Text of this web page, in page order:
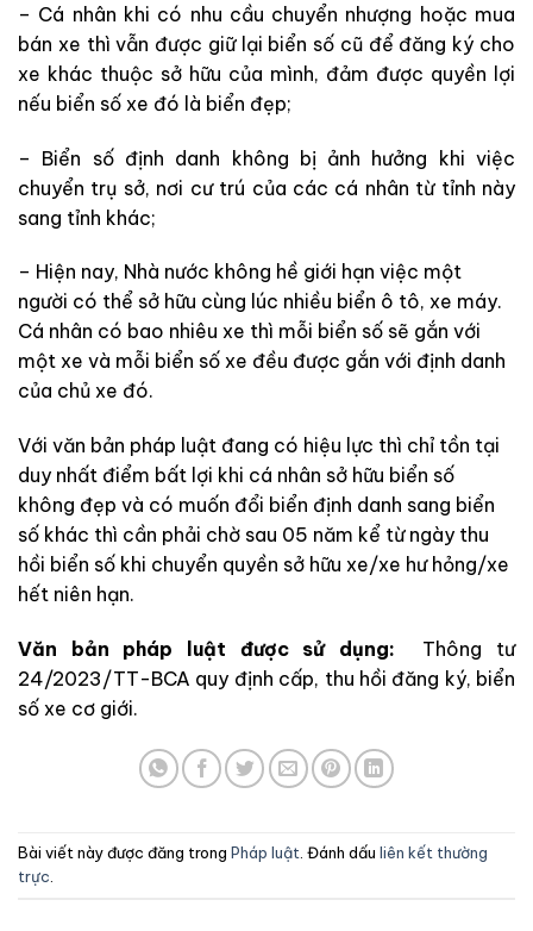
– Cá nhân khi có nhu cầu chuyển nhượng hoặc mua
bán xe thì vẫn được giữ lại biển số cũ để đăng ký cho
xe khác thuộc sở hữu của mình, đảm được quyền lợi
nếu biển số xe đó là biển đẹp;
– Biển số định danh không bị ảnh hưởng khi việc
chuyển trụ sở, nơi cư trú của các cá nhân từ tỉnh này
sang tỉnh khác;
– Hiện nay, Nhà nước không hề giới hạn việc một
người có thể sở hữu cùng lúc nhiều biển ô tô, xe máy.
Cá nhân có bao nhiêu xe thì mỗi biển số sẽ gắn với
một xe và mỗi biển số xe đều được gắn với định danh
của chủ xe đó.
Với văn bản pháp luật đang có hiệu lực thì chỉ tồn tại
duy nhất điểm bất lợi khi cá nhân sở hữu biển số
không đẹp và có muốn đổi biển định danh sang biển
số khác thì cần phải chờ sau 05 năm kể từ ngày thu
hồi biển số khi chuyển quyền sở hữu xe/xe hư hỏng/xe
hết niên hạn.
Văn bản pháp luật được sử dụng:
Thông tư
24/2023/TT-BCA quy định cấp, thu hồi đăng ký, biển
số xe cơ giới.
Bài viết này được đăng trong Pháp luật. Đánh dấu liên kết thường
trực.